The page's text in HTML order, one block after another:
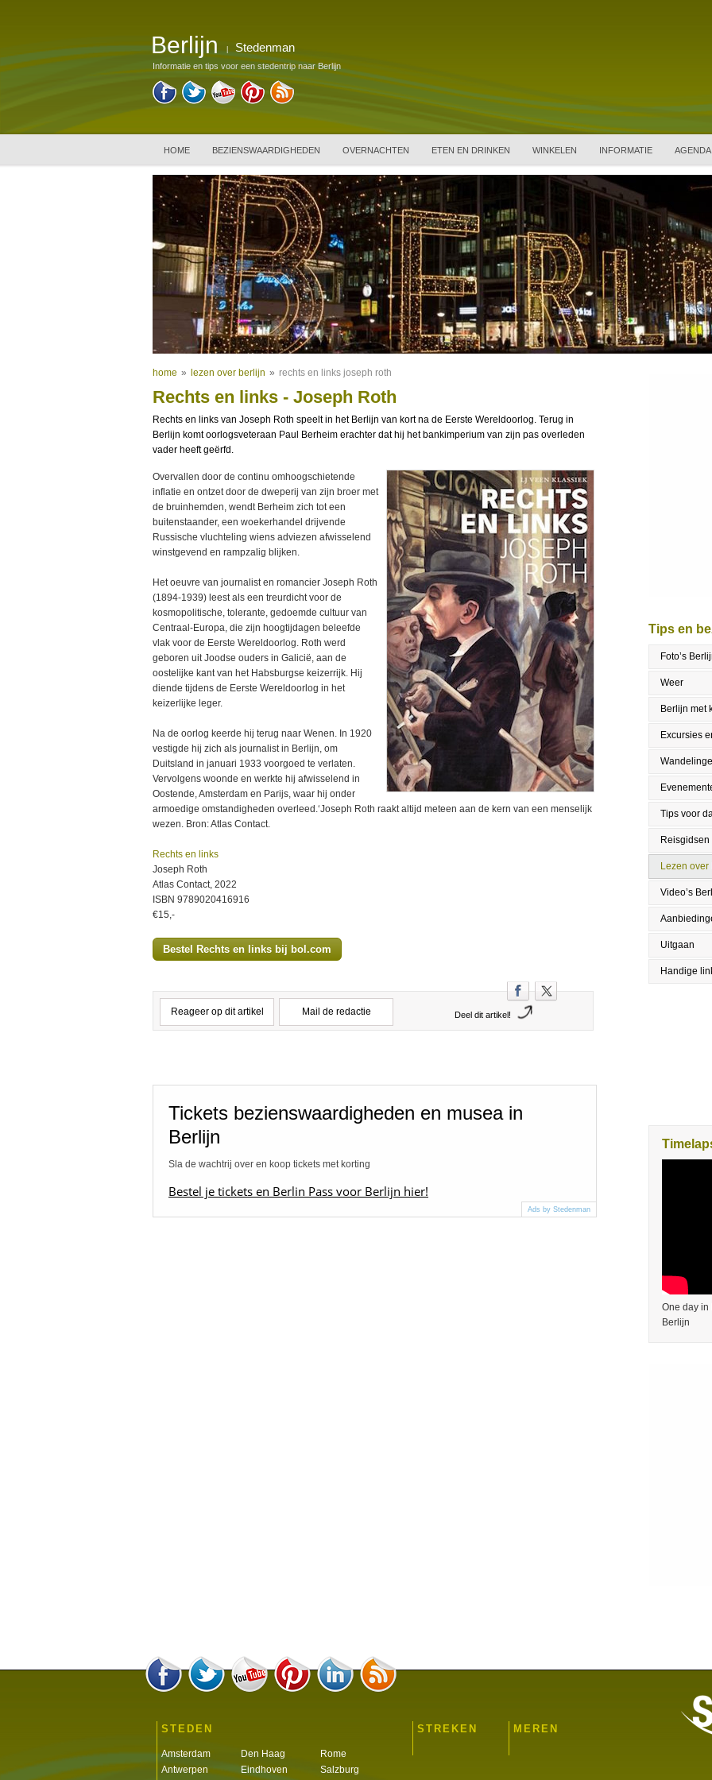
Berlijn Stedenman
Informatie en tips voor een stedentrip naar Berlijn
HOME BEZIENSWAARDIGHEDEN OVERNACHTEN ETEN EN DRINKEN WINKELEN INFORMATIE AGENDA
home » lezen over berlijn » rechts en links joseph roth
Rechts en links - Joseph Roth
Rechts en links van Joseph Roth speelt in het Berlijn van kort na de Eerste Wereldoorlog. Terug in
Berlijn komt oorlogsveteraan Paul Berheim erachter dat hij het bankimperium van zijn pas overleden
vader heeft geërfd.
Overvallen door de continu omhoogschietende
inflatie en ontzet door de dweperij van zijn broer met
de bruinhemden, wendt Berheim zich tot een
buitenstaander, een woekerhandel drijvende
Russische vluchteling wiens adviezen afwisselend
winstgevend en rampzalig blijken.
Het oeuvre van journalist en romancier Joseph Roth
(1894-1939) leest als een treurdicht voor de
kosmopolitische, tolerante, gedoemde cultuur van
Centraal-Europa, die zijn hoogtijdagen beleefde
vlak voor de Eerste Wereldoorlog. Roth werd
geboren uit Joodse ouders in Galicië, aan de
oostelijke kant van het Habsburgse keizerrijk. Hij
diende tijdens de Eerste Wereldoorlog in het
keizerlijke leger.
Na de oorlog keerde hij terug naar Wenen. In 1920
vestigde hij zich als journalist in Berlijn, om
Duitsland in januari 1933 voorgoed te verlaten.
Vervolgens woonde en werkte hij afwisselend in
Oostende, Amsterdam en Parijs, waar hij onder
armoedige omstandigheden overleed.‘Joseph Roth raakt altijd meteen aan de kern van een menselijk
wezen. Bron: Atlas Contact.
Rechts en links
Joseph Roth
Atlas Contact, 2022
ISBN 9789020416916
€15,-
Bestel Rechts en links bij bol.com
Reageer op dit artikel Mail de redactie Deel dit artikel!
Tickets bezienswaardigheden en musea in
Berlijn
Sla de wachtrij over en koop tickets met korting
Bestel je tickets en Berlin Pass voor Berlijn hier!
Ads by Stedenman
Tips en
Foto’s
Weer
Berlijn met
Excursies
Tips voor
Reisgidsen
Lezen over
Video’s
Uitgaan
Handige
One day in
Berlijn
STEDEN
Amsterdam
Antwerpen
Den Haag
Eindhoven
Rome
Salzburg
STREKEN
MEREN